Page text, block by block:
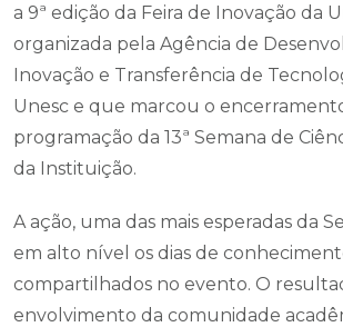
a 9ª edição da Feira de Inovação da
organizada pela Agência de
Inovação e Transferência de
Unesc e que marcou o
programação da 13ª Semana de
da Instituição.
A ação, uma das mais esperadas da
em alto nível os dias de
compartilhados no evento. O
envolvimento da comunidade